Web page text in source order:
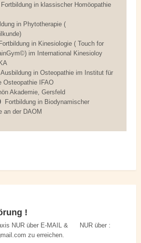
Fortbildung in klassischer Homöopathie
in Phytotherapie (
in Kinesiologie ( Touch for
im International Kinesioloy
Ausbildung in Osteopathie im Institut für
Osteopathie IFAO
Akademie, Gersfeld
Fortbildung in Biodynamischer
an der DAOM
!
NUR über E-MAIL & NUR über :
zu erreichen.